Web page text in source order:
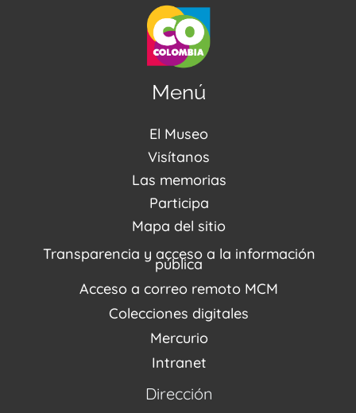
Menú
El Museo
Acerca de nosotros
Noticias
PQRSDF
Visítanos
Visítanos
Reserva tus espacios
Agenda / Programación
Recorridos Virtuales
Las memorias
Centro de Recursos
Repositorio (MUSEO / CASA / MEMORIA)
Narrativas del conflicto
Proyectos
Enlaces de memorias
Fondo Editorial
Participa
Estímulos
Mapa del sitio
Transparencia y acceso a la información
pública
Acceso a correo remoto MCM
Colecciones digitales
Mercurio
Intranet
Dirección